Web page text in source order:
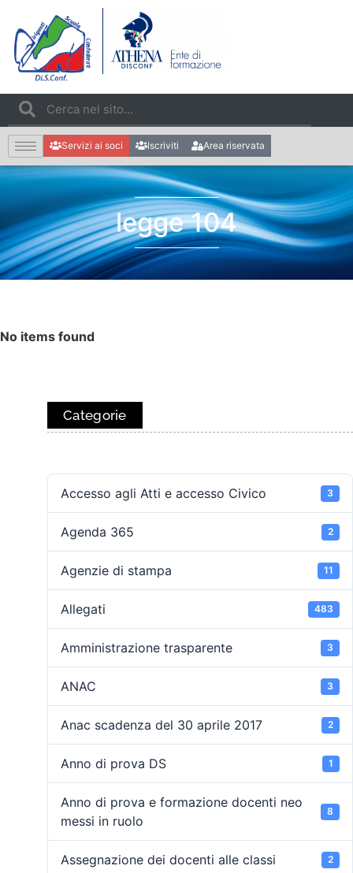
Servizi ai soci Iscriviti Area riservata
legge 104
No items found
Categorie
Accesso agli Atti e accesso Civico 3
Agenda 365 2
Agenzie di stampa 11
Allegati 483
Amministrazione trasparente 3
ANAC 3
Anac scadenza del 30 aprile 2017 2
Anno di prova DS 1
Anno di prova e formazione docenti neo
messi in ruolo
8
Assegnazione dei docenti alle classi 2